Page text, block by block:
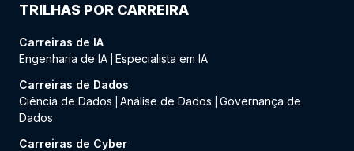
TRILHAS POR CARREIRA
Carreiras de IA
Engenharia de IA Especialista em IA
Carreiras de Dados
Ciência de Dados
Análise de Dados
Governança de
Dados
Carreiras de Cyber